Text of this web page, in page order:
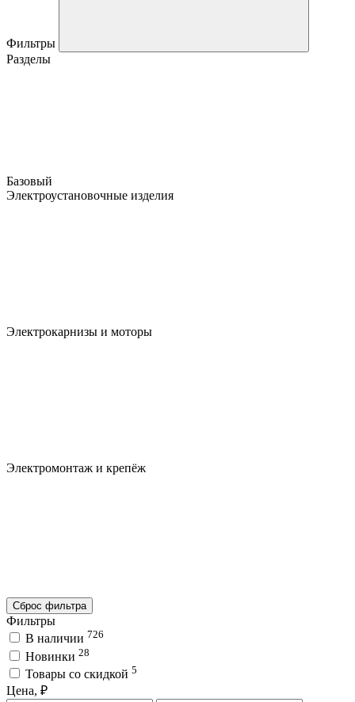
Фильтры
Разделы
Базовый
Электроустановочные изделия
Электрокарнизы и моторы
Электромонтаж и крепёж
Сброс фильтра
Фильтры
В наличии 726
Новинки 28
Товары со скидкой 5
Цена, ₽